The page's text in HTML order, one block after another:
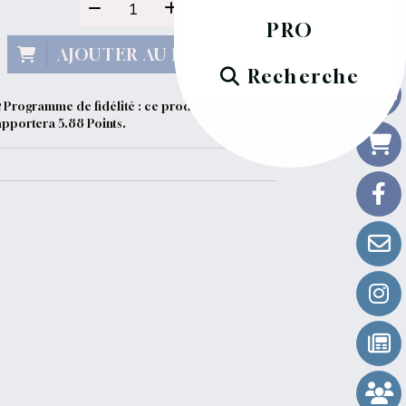
PRO
Recherche
AJOUTER AU PANIER
Programme de fidélité : ce produit vous
5.88 Points.